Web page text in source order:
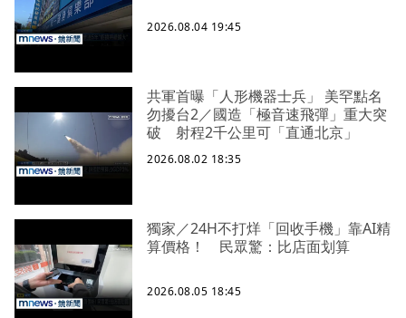
2026.08.04 19:45
共軍首曝「人形機器士兵」 美罕點名
勿擾台2／國造「極音速飛彈」重大突
破 射程2千公里可「直通北京」
2026.08.02 18:35
獨家／24H不打烊「回收手機」靠AI精
算價格！ 民眾驚：比店面划算
2026.08.05 18:45